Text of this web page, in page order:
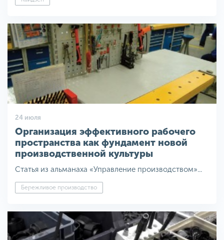
24 июля
Организация эффективного рабочего
пространства как фундамент новой
производственной культуры
Статья из альманаха «Управление производством»...
Бережливое производство